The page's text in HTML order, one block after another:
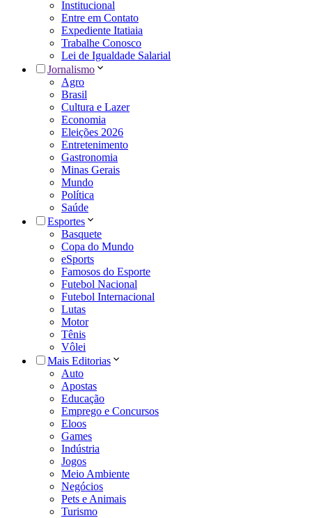
Institucional
Entre em Contato
Expediente Itatiaia
Trabalhe Conosco
Lei de Igualdade Salarial
Jornalismo
Agro
Brasil
Cultura e Lazer
Economia
Eleições 2026
Entretenimento
Gastronomia
Minas Gerais
Mundo
Política
Saúde
Esportes
Basquete
Copa do Mundo
eSports
Famosos do Esporte
Futebol Nacional
Futebol Internacional
Lutas
Motor
Tênis
Vôlei
Mais Editorias
Auto
Apostas
Educação
Emprego e Concursos
Eloos
Games
Indústria
Jogos
Meio Ambiente
Negócios
Pets e Animais
Turismo